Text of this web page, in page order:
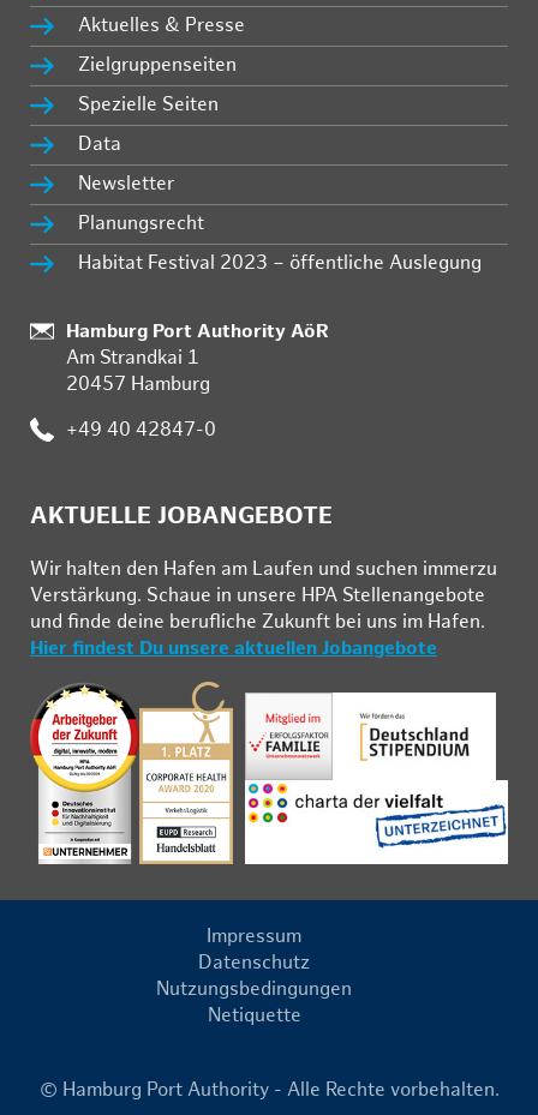
Aktuelles & Presse
Zielgruppenseiten
Spezielle Seiten
Data
Newsletter
Planungsrecht
Habitat Festival 2023 – öffentliche Auslegung
Standort:
Hamburg Port Authority AöR
Am Strandkai 1
20457 Hamburg
Telefon:
+49 40 42847-0
AKTUELLE JOBANGEBOTE
Wir hal­ten den Ha­fen am Lau­fen und su­chen im­mer­zu
Ver­stär­kung. Schau­e in un­se­re HPA Stel­len­an­ge­bo­te
und fin­de deine be­ruf­li­che Zu­kunft bei uns im Ha­fen.
Hier findest Du unsere aktuellen Jobangebote
Impressum
Datenschutz
Nutzungsbedingungen
Netiquette
© Hamburg Port Authority - Alle Rechte vorbehalten.